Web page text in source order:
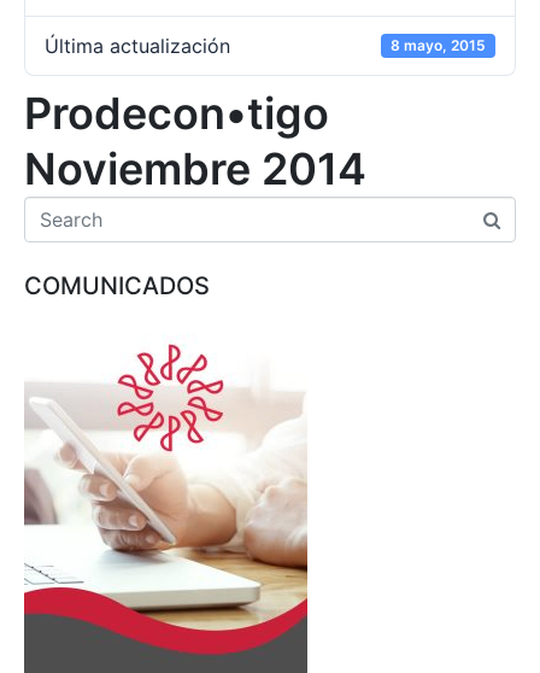
Última actualización 8 mayo, 2015
Prodecon•tigo
Noviembre 2014
COMUNICADOS